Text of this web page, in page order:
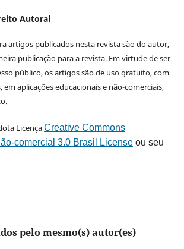
Autoral
artigos publicados nesta revista são do autor,
publicação para a revista. Em virtude de ser
público, os artigos são de uso gratuito, com
aplicações educacionais e não-comerciais,
LicençaCreative Commons
comercial 3.0 Brasil Licenseou seu
pelo mesmo(s) autor(es)